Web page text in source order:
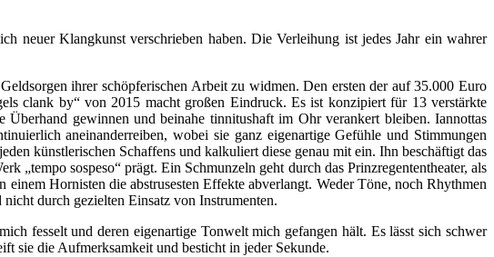
neuer Klangkunst verschrieben haben. Die Verleihung ist jedes Jahr ein wahrer
ihrer schöpferischen Arbeit zu widmen. Den ersten der auf 35.000 Euro
clank by“ von 2015 macht großen Eindruck. Es ist konzipiert für 13 verstärkte
gewinnen und beinahe tinnitushaft im Ohr verankert bleiben. Iannottas
aneinanderreiben, wobei sie ganz eigenartige Gefühle und Stimmungen
künstlerischen Schaffens und kalkuliert diese genau mit ein. Ihn beschäftigt das
„tempo sospeso“ prägt. Ein Schmunzeln geht durch das Prinzregententheater, als
Hornisten die abstrusesten Effekte abverlangt. Weder Töne, noch Rhythmen
durch gezielten Einsatz von Instrumenten.
fesselt und deren eigenartige Tonwelt mich gefangen hält. Es lässt sich schwer
sie die Aufmerksamkeit und besticht in jeder Sekunde.